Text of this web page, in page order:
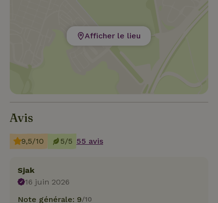
Afficher le lieu
Avis
9,5/10 5/5 55 avis
Sjak
16 juin 2026
Note générale: 9/10